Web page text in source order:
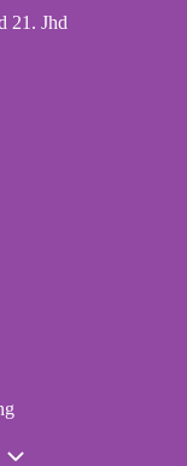
21. Jhd
Unternavigation